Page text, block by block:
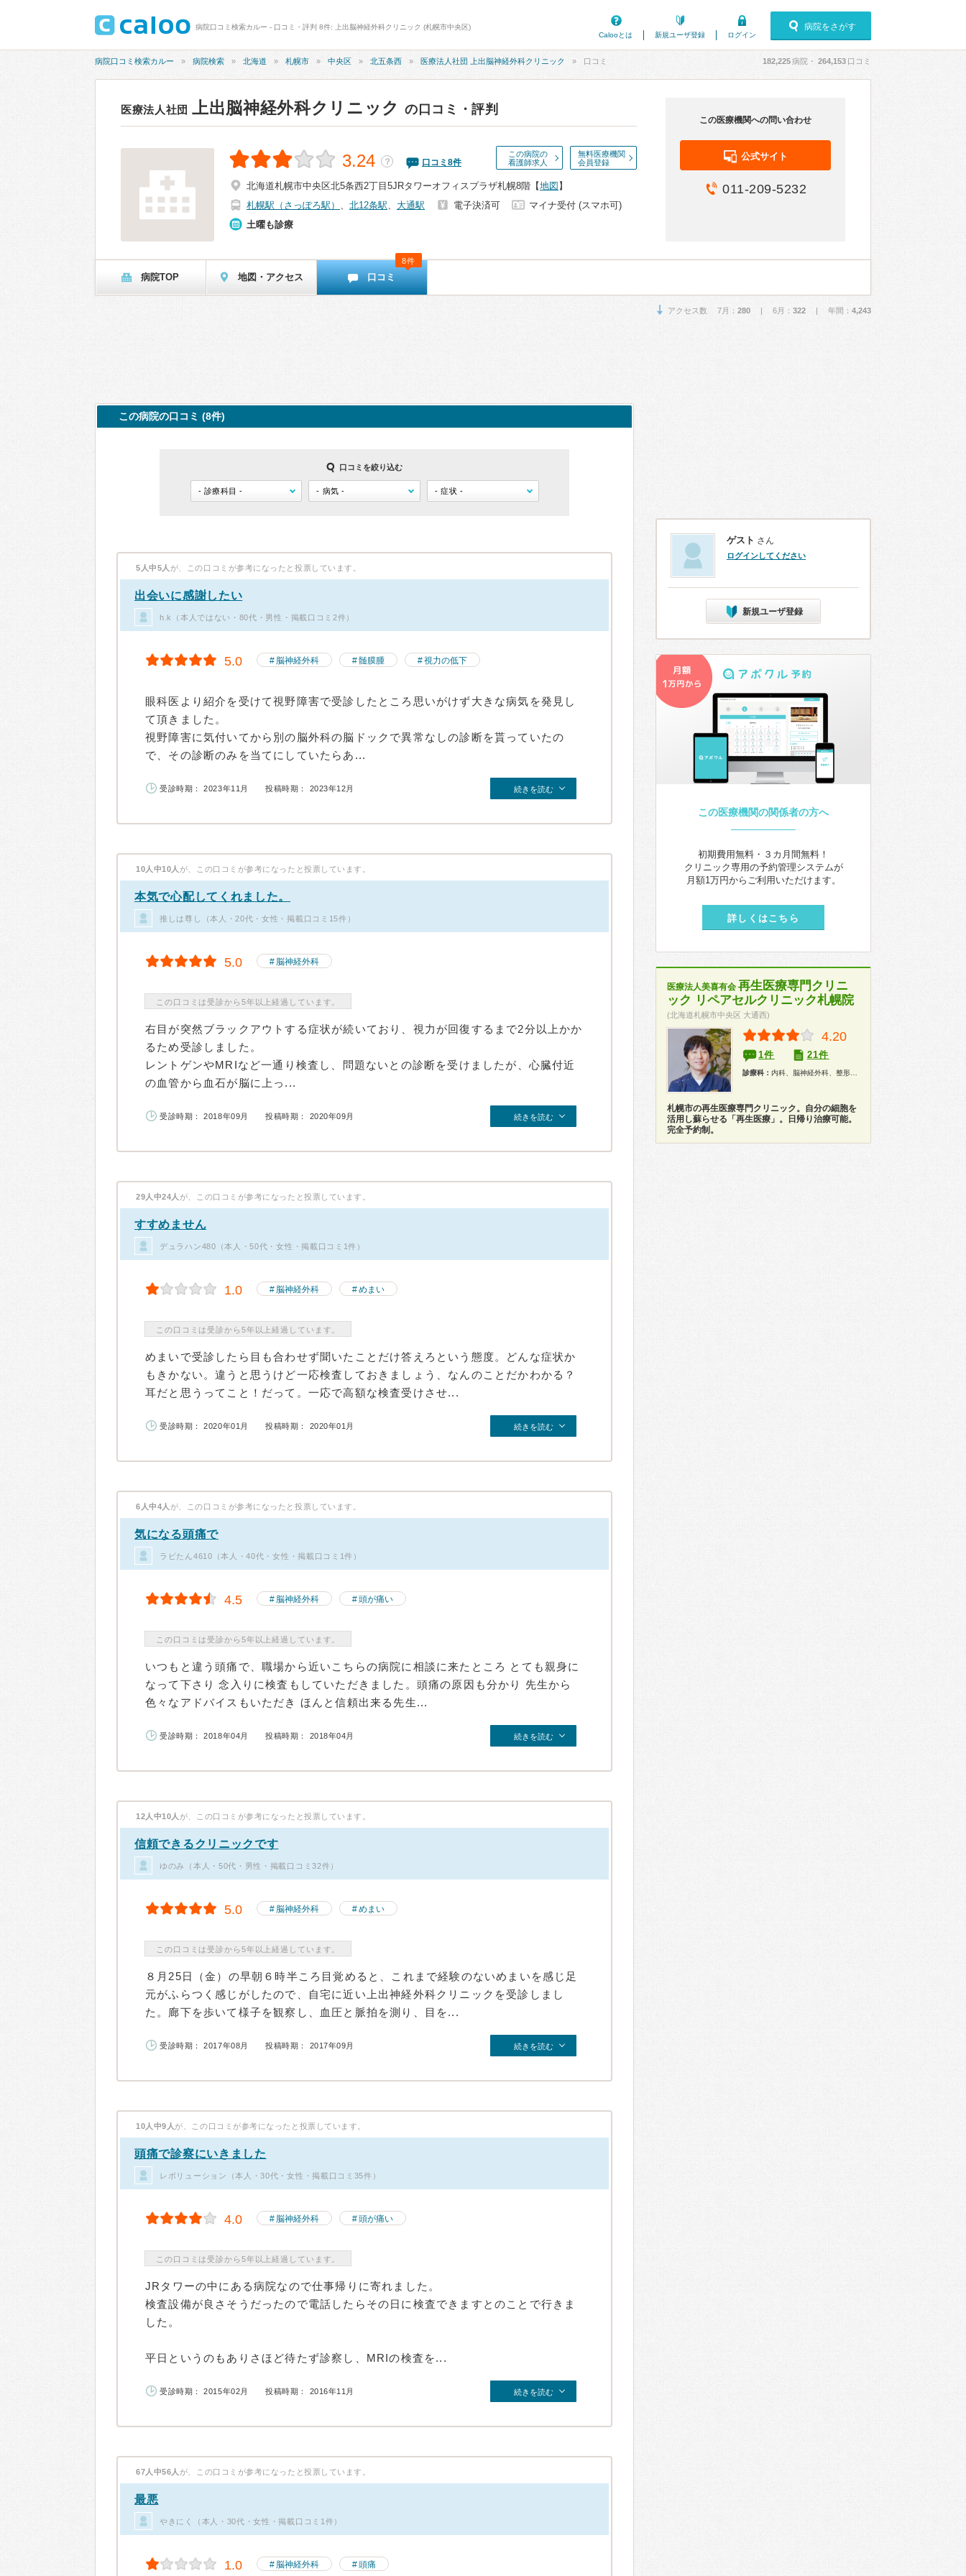
病院口コミ検索カルー - 口コミ・評判 8件: 上出脳神経外科クリニック (札幌市中央区)
Calooとは
新規ユーザ登録 ログイン
病院をさがす
病院口コミ検索カルー 病院検索 北海道 札幌市 中央区 北五条西 医療法人社団 上出脳神経外科クリニック 口コミ 182,225病院・ 264,153 口コミ
医療法人社団 上出脳神経外科クリニック の口コミ・評判
この病院の
看護師求人
無料医療機関
会員登録
3.24 ？ 口コミ 8件
北海道札幌市中央区北5条西2丁目5JRタワーオフィスプラザ札幌8階 【地図 】
札幌駅（さっぽろ駅） 、 北12条駅、 大通駅 電子決済可
マイナ受付 (スマホ可)
土曜も診療
この医療機関への問い合わせ
公式サイト
011-209-5232
病院TOP 地図・アクセス 口コミ
8件
アクセス数 7月： 280 | 6月： 322 | 年間： 4,243
この病院の口コミ (8件)
口コミを絞り込む
5人中5人 が、この口コミが参考になったと投票しています。
出会いに感謝したい
h.k（本人ではない・80代・男性・掲載口コミ2件）
5.0 脳神経外科 髄膜腫 視力の低下
眼科医より紹介を受けて視野障害で受診したところ思いがけず大きな病気を発見し
て頂きました。
視野障害に気付いてから別の脳外科の脳ドックで異常なしの診断を貰っていたの
で、その診断のみを当てにしていたらあ...
受診時期： 2023年11月 投稿時期： 2023年12月 続きを読む
10人中10人 が、この口コミが参考になったと投票しています。
本気で心配してくれました。
推しは尊し（本人・20代・女性・掲載口コミ15件）
5.0 脳神経外科
この口コミは受診から5年以上経過しています。
右目が突然ブラックアウトする症状が続いており、視力が回復するまで2分以上かか
るため受診しました。
レントゲンやMRIなど一通り検査し、問題ないとの診断を受けましたが、心臓付近
の血管から血石が脳に上っ...
受診時期： 2018年09月 投稿時期： 2020年09月 続きを読む
29人中24人 が、この口コミが参考になったと投票しています。
すすめません
デュラハン480（本人・50代・女性・掲載口コミ1件）
1.0 脳神経外科 めまい
この口コミは受診から5年以上経過しています。
めまいで受診したら目も合わせず聞いたことだけ答えろという態度。どんな症状か
もきかない。違うと思うけど一応検査しておきましょう、なんのことだかわかる？
耳だと思うってこと！だって。一応で高額な検査受けさせ...
受診時期： 2020年01月 投稿時期： 2020年01月 続きを読む
6人中4人 が、この口コミが参考になったと投票しています。
気になる頭痛で
ラビたん4610（本人・40代・女性・掲載口コミ1件）
4.5 脳神経外科 頭が痛い
この口コミは受診から5年以上経過しています。
いつもと違う頭痛で、職場から近いこちらの病院に相談に来たところ とても親身に
なって下さり 念入りに検査もしていただきました。頭痛の原因も分かり 先生から
色々なアドバイスもいただき ほんと信頼出来る先生...
受診時期： 2018年04月 投稿時期： 2018年04月 続きを読む
12人中10人 が、この口コミが参考になったと投票しています。
信頼できるクリニックです
ゆのみ（本人・50代・男性・掲載口コミ32件）
5.0 脳神経外科 めまい
この口コミは受診から5年以上経過しています。
８月25日（金）の早朝６時半ころ目覚めると、これまで経験のないめまいを感じ足
元がふらつく感じがしたので、自宅に近い上出神経外科クリニックを受診しまし
た。廊下を歩いて様子を観察し、血圧と脈拍を測り、目を...
受診時期： 2017年08月 投稿時期： 2017年09月 続きを読む
10人中9人 が、この口コミが参考になったと投票しています。
頭痛で診察にいきました
レボリューション（本人・30代・女性・掲載口コミ35件）
4.0 脳神経外科 頭が痛い
この口コミは受診から5年以上経過しています。
JRタワーの中にある病院なので仕事帰りに寄れました。
検査設備が良さそうだったので電話したらその日に検査できますとのことで行きま
した。
平日というのもありさほど待たず診察し、MRIの検査を...
受診時期： 2015年02月 投稿時期： 2016年11月 続きを読む
67人中56人 が、この口コミが参考になったと投票しています。
最悪
やきにく（本人・30代・女性・掲載口コミ1件）
1.0 脳神経外科 頭痛
ゲスト さん
ログインしてください
新規ユーザ登録
この医療機関の関係者の方へ
初期費用無料・３カ月間無料！
クリニック専用の予約管理システムが
月額1万円からご利用いただけます。
詳しくはこちら
医療法人美喜有会 再生医療専門クリニ
ック リペアセルクリニック札幌院
(北海道札幌市中央区 大通西)
4.20
1件 21件
診療科： 内科、脳神経外科、整形外科、美容皮膚科
札幌市の再生医療専門クリニック。自分の細胞を
活用し蘇らせる「再生医療」。日帰り治療可能。
完全予約制。